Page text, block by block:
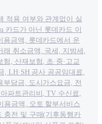
적용 여부와 관계없이 실
카드가 아닌 롯데카드 이
용금액, 롯데카드에서 운
래 취소금액, 국세, 지방세,
, 산재보험, 초·중·고교
, LH·SH 공사 공공임대료,
부담금, 도시가스요금, 전
파트관리비, TV 수신료,
용금액, 오토 할부서비스
충전 및 구매(기후동행카